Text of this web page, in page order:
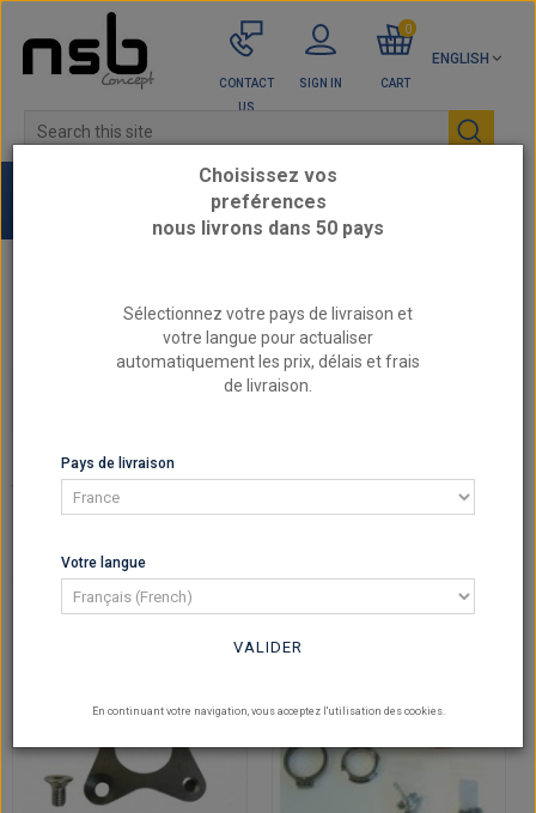
ENGLISH
CONTACT
US
SIGN IN CART
0
TIAL external wastegate
TIAL EXTERNAL WASTEGATE
There are 7 products.
Choisissez vos
preférences
nous livrons dans 50 pays
Sélectionnez votre pays de livraison et
votre langue pour actualiser
automatiquement les prix, délais et frais
de livraison.
Pays de livraison
Votre langue
VALIDER
En continuant votre navigation, vous acceptez l'utilisation des cookies.